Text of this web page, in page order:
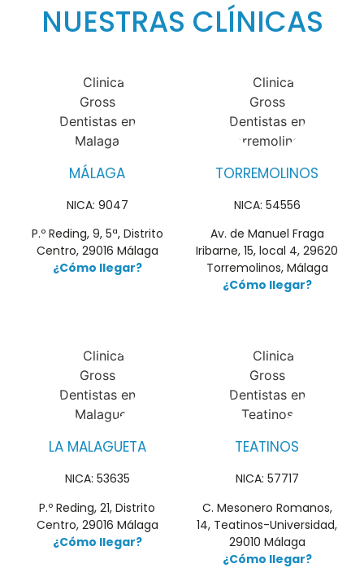
NUESTRAS CLÍNICAS
MÁLAGA
NICA: 9047
P.º Reding, 9, 5ª, Distrito
Centro, 29016 Málaga
¿Cómo llegar?
TORREMOLINOS
NICA: 54556
Av. de Manuel Fraga
Iribarne, 15, local 4, 29620
Torremolinos, Málaga
¿Cómo llegar?
LA MALAGUETA
NICA: 53635
P.º Reding, 21, Distrito
Centro, 29016 Málaga
¿Cómo llegar?
TEATINOS
NICA: 57717
C. Mesonero Romanos,
14, Teatinos-Universidad,
29010 Málaga
¿Cómo llegar?